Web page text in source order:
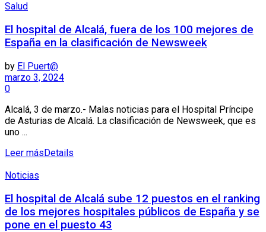
Salud
El hospital de Alcalá, fuera de los 100 mejores de
España en la clasificación de Newsweek
by El Puert@
marzo 3, 2024
0
Alcalá, 3 de marzo.- Malas noticias para el Hospital Príncipe
de Asturias de Alcalá. La clasificación de Newsweek, que es
uno ...
Leer másDetails
Noticias
El hospital de Alcalá sube 12 puestos en el ranking
de los mejores hospitales públicos de España y se
pone en el puesto 43